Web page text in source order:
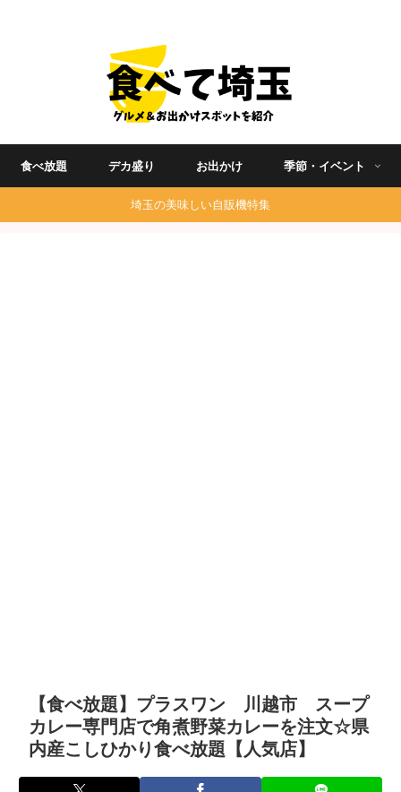
食べ放題 デカ盛り お出かけ 季節・イベント
埼玉の美味しい自販機特集
【食べ放題】プラスワン 川越市 スープ
カレー専門店で角煮野菜カレーを注文☆県
内産こしひかり食べ放題【人気店】